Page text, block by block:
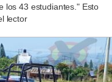
los 43 estudiantes." Esto
lector